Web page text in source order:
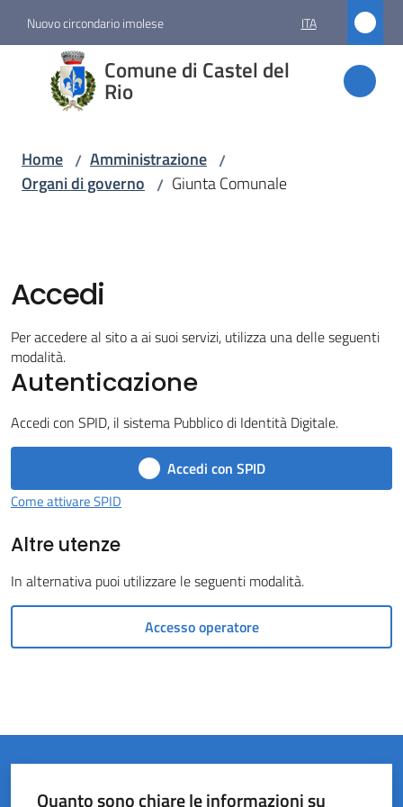
Nuovo circondario imolese ITA
Comune di Castel del
Rio
Comune
di
Castel
Novità
Servizi
Castel
del
Servizi
line
argomenti
Home / Amministrazione /
Organi di governo / Giunta Comunale
Accedi
Per accedere al sito a ai suoi servizi, utilizza una delle seguenti
modalità.
Autenticazione
Accedi con SPID, il sistema Pubblico di Identità Digitale.
Accedi con SPID
Come attivare SPID
Altre utenze
In alternativa puoi utilizzare le seguenti modalità.
Accesso operatore
Quanto sono chiare le informazioni su